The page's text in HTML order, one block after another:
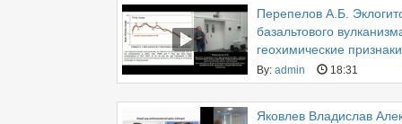
Перепелов А.Б.
базальтового
геохимические
By: admin 18:31
Яковлев Владислав